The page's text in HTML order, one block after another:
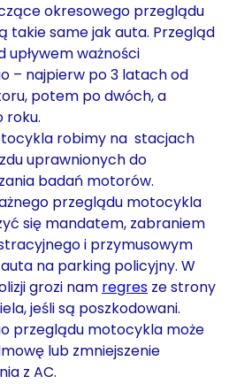
okresowego przeglądu
takie same jak auta. Przegląd
upływem ważności
– najpierw po 3 latach od
potem po dwóch, a
roku.
robimy na stacjach
uprawnionych do
badań motorów.
przeglądu motocykla
się mandatem, zabraniem
i przymusowym
na parking policyjny. W
grozi nam regres ze strony
jeśli są poszkodowani.
przeglądu motocykla może
lub zmniejszenie
z AC.